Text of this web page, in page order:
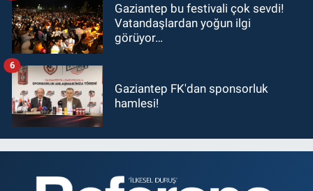
Gaziantep bu festivali çok sevdi!
Vatandaşlardan yoğun ilgi
görüyor…
Gaziantep FK'dan sponsorluk
hamlesi!
6